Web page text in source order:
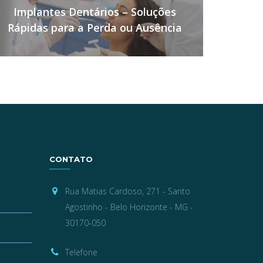
post:Implantes Dentários – Soluções
Rápidas para a Perda ou Ausência
de Dentes
CONTATO
Rua Matias Cardoso, 271 - Santo
Agostinho - Belo Horizonte - MG -
30170-050
Telefone